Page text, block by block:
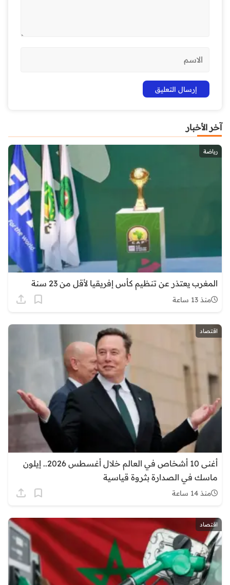
آخر الأخبار
رياضة
المغرب يعتذر عن تنظيم كأس إفريقيا لأقل من 23 سنة
منذ 13 ساعة
اقتصاد
أغنى 10 أشخاص في العالم خلال أغسطس 2026.. إيلون
ماسك في الصدارة بثروة قياسية
منذ 14 ساعة
اقتصاد